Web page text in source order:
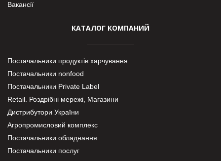
Вакансії
КАТАЛОГ КОМПАНИЙ
Постачальники продуктів харчування
Постачальники nonfood
Постачальники Private Label
Retail. Роздрібні мережі, Магазини
Дистрибутори України
Агропромисловий комплекс
Постачальники обладнання
Постачальники послуг